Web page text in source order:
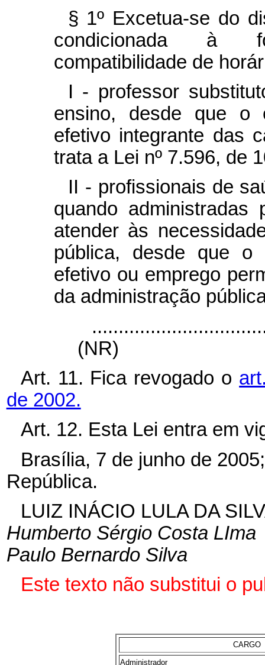
§ 1º Excetua-se do
condicionada à
compatibilidade de
I - professor
ensino, desde que o
efetivo integrante das
trata a Lei nº 7.596, de
II - profissionais de
quando
atender às
pública, desde que o
efetivo ou emprego
da administração
(NR)
Art. 11. Fica revogado o
de 2002.
Art. 12. Esta Lei entra em
Brasília, 7 de junho de
República.
LUIZ INÁCIO LULA DA
Humberto Sérgio Costa LIma
Paulo Bernardo Silva
Este texto não substitui o
CARGO
Administrador